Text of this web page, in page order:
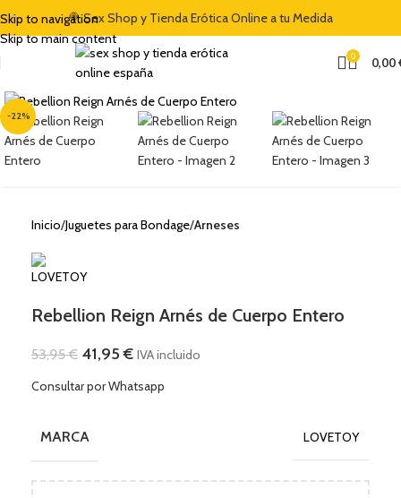
Skip to navigation
Skip to main content
🍭 Sex Shop y Tienda Erótica Online a tu Medida
0 0,00
-22%
Clic para ampliar
Inicio Juguetes para Bondage Arneses
Rebellion Reign Arnés de Cuerpo Entero
53,95€ 41,95€ IVA incluido
Consultar por Whatsapp
MARCA LOVETOY